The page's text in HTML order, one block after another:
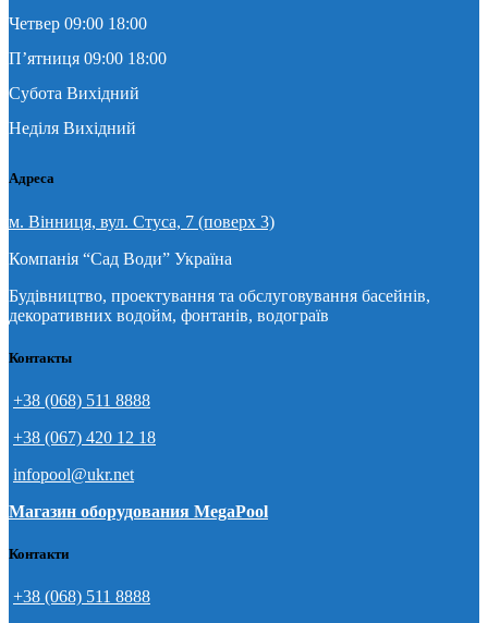
Четвер 09:00 18:00
П’ятниця 09:00 18:00
Субота Вихідний
Неділя Вихідний
Адреса
м. Вінниця, вул. Стуса, 7 (поверх 3)
Компанія “Сад Води” Україна
Будівництво, проектування та обслуговування басейнів,
декоративних водойм, фонтанів, водограїв
Контакты
+38 (068) 511 8888
+38 (067) 420 12 18
infopool@ukr.net
Магазин оборудования MegaPool
Контакти
+38 (068) 511 8888